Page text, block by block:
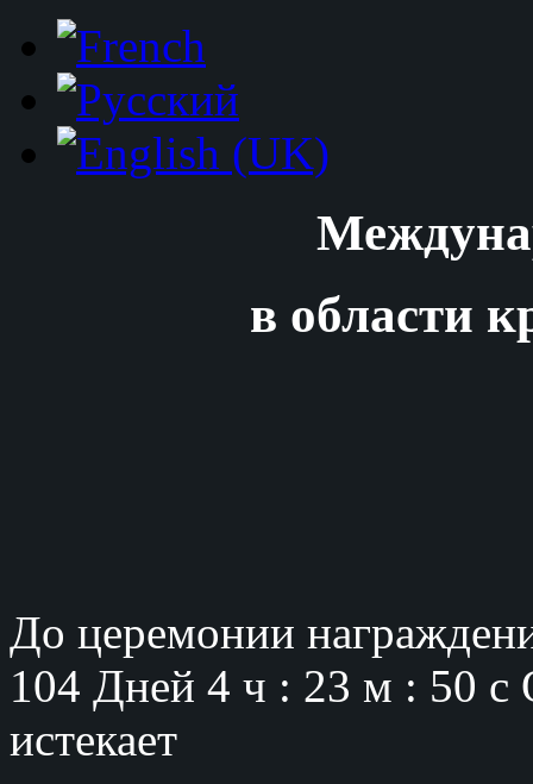
в области
До церемонии
104 Дней 4 ч : 23 м : 49 с
истекает